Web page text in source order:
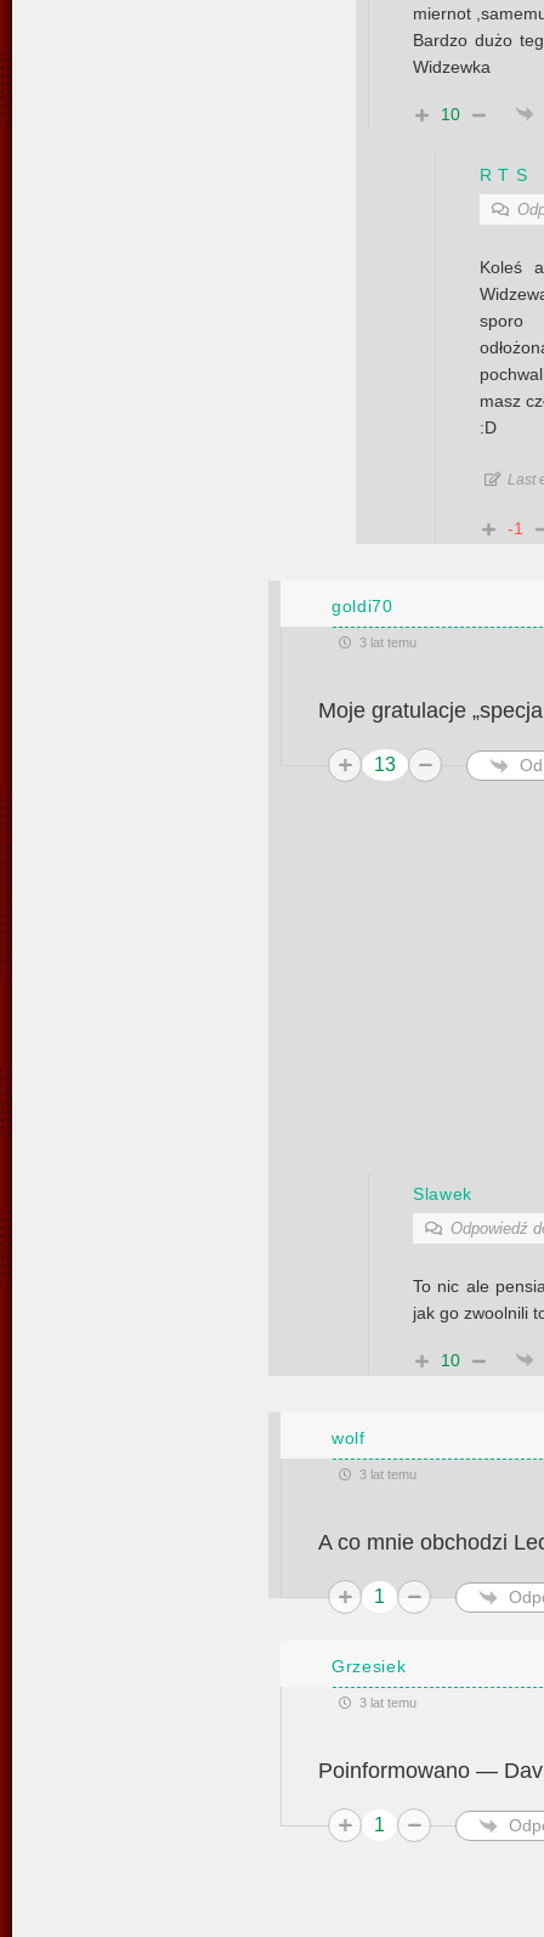
miernot
Bardzo dużo
Widzewka
10
R T S
Koleś
sporo
masz
:D
Last
-1
goldi70
3 lat temu
Moje gratulacje
13
Slawek
Odpowiedź
To nic ale
jak go zwoolnili
10
wolf
3 lat temu
A co mnie obchodzi
1
Grzesiek
3 lat temu
Poinformowano —
1